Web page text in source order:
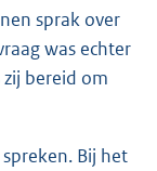
sprak over
was echter
bereid om
Bij het